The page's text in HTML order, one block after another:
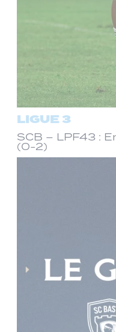
LIGUE 3
SCB – LPF43 :
(0-2)